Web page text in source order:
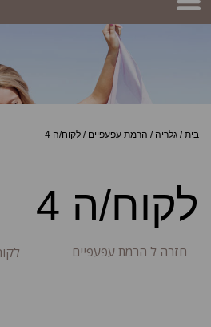
בית/ גלריה / הרמת עפעפיים / לקוח/ה 4
לקוח/ה 4
חזרה ל הרמת עפעפיים